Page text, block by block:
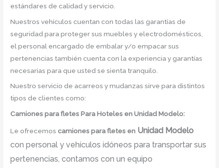
estándares de calidad y servicio.
Nuestros vehículos cuentan con todas las garantías de
seguridad para proteger sus muebles y electrodomésticos,
el personal encargado de embalar y/o empacar sus
pertenencias también cuenta con la experiencia y garantías
necesarias para que usted se sienta tranquilo.
Nuestro servicio de acarreos y mudanzas sirve para distintos
tipos de clientes como:
Camiones para fletesPara Hoteles en Unidad Modelo:
Le ofrecemos camiones para fletes en Unidad Modelo
con personal y vehículos idóneos para transportar sus
pertenencias, contamos con un equipo